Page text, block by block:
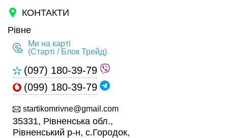
КОНТАКТИ
Рівне
Ми на карті
(Старті / Блок Трейд)
(097) 180-39-79
(099) 180-39-79
startikomrivne@gmail.com
35331, Рівненська обл.,
Рівненський р-н, с.Городок,